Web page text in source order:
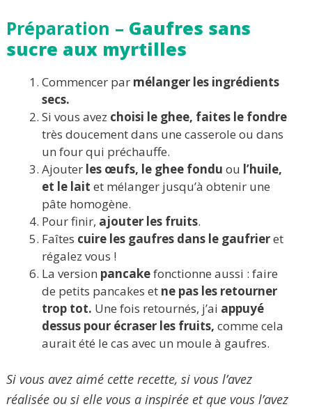
Préparation – Gaufres sans
sucre aux myrtilles
Commencer par mélanger les ingrédients
secs.
Si vous avez choisi le ghee, faites le fondre
très doucement dans une casserole ou dans
un four qui préchauffe.
Ajouter les œufs, le ghee fondu ou l’huile,
et le lait et mélanger jusqu’à obtenir une
pâte homogène.
Pour finir, ajouter les fruits.
Faîtes cuire les gaufres dans le gaufrieret
régalez vous !
La version pancakefonctionne aussi : faire
de petits pancakes et ne pas les retourner
trop tot. Une fois retournés, j’ai appuyé
dessus pour écraser les fruits, comme cela
aurait été le cas avec un moule à gaufres.
Si vous avez aimé cette recette, si vous l’avez
réalisée ou si elle vous a inspirée et que vous l’avez